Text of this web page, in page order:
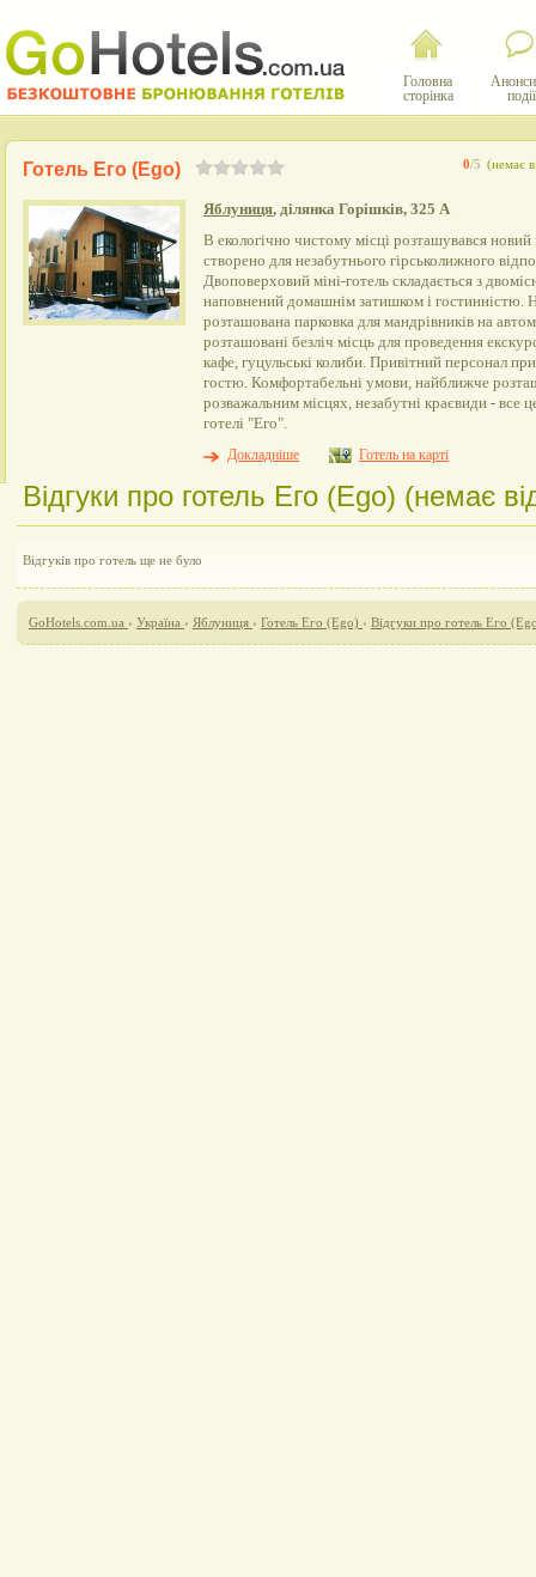
Головна
сторінка
події
0/5 (немає
Готель Его (Ego)
Яблуниця, ділянка Горішків, 325 А
В екологічно чистому місці розташувався новий
створено для незабутнього гірськолижного
Двоповерховий міні-готель складається з
наповнений домашнім затишком і гостинністю.
розташована парковка для мандрівників на
розташовані безліч місць для проведення
кафе, гуцульські колиби. Привітний персонал
гостю. Комфортабельні умови, найближче
розважальним місцях, незабутні краєвиди - все
готелі "Его".
Докладніше
Готель на карті
Відгуки про готель Его (Ego) (немає
Відгуків про готель ще не було
GoHotels.com.ua › Україна › Яблуниця › Готель Его (Ego) › Відгуки про готель Его